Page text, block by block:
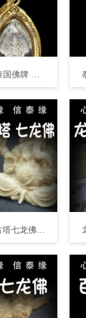
龙婆坤 2537年迷你七龙佛 泰国佛牌 招财开运、助事业生意 避险保平安
泰国佛牌 鲁士solo 立尊版 古塔七龙佛 招财事业 生意投资 平安运势 家庭健康 挡灾避险